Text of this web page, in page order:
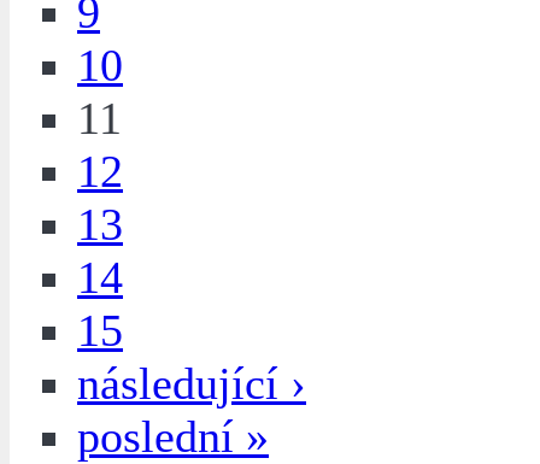
9
10
11
12
13
14
15
následující ›
poslední »